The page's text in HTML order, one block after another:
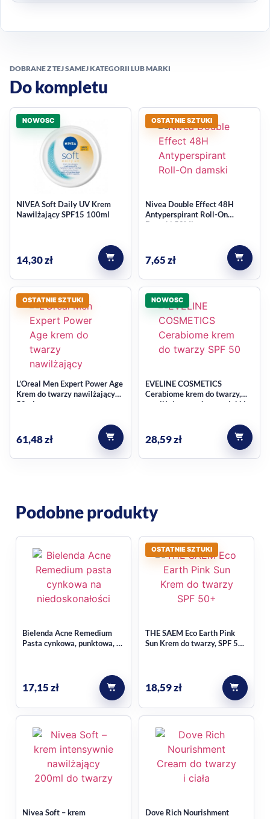
DOBRANE Z TEJ SAMEJ KATEGORII LUB MARKI
Do kompletu
NOWOSC
NIVEA Soft Daily UV Krem
Nawilżający SPF15 100ml
14,30zł
OSTATNIE SZTUKI
Nivea Double Effect 48H
Antyperspirant Roll-On
Damski 50ML
7,65zł
OSTATNIE SZTUKI
L’Oreal Men Expert Power Age
Krem do twarzy nawilżający
50ml
61,48zł
NOWOSC
EVELINE COSMETICS
Cerabiome krem do twarzy,
nawilżająco - ochronny, lekki,
28,59zł
Podobne produkty
Bielenda Acne Remedium
Pasta cynkowa, punktowa, na
17,15zł
OSTATNIE SZTUKI
THE SAEM Eco Earth Pink
Sun Krem do twarzy, SPF 50+
18,59zł
Nivea Soft – krem
Dove Rich Nourishment